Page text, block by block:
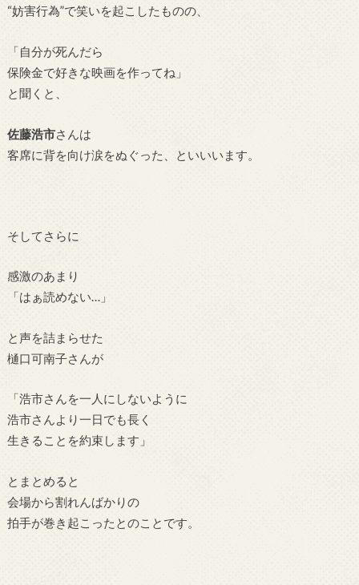
“妨害行為”で笑いを起こしたものの、
「自分が死んだら
保険金で好きな映画を作ってね」
と聞くと、
佐藤浩市さんは
客席に背を向け涙をぬぐった、といいいます。
そしてさらに
感激のあまり
「はぁ読めない…」
と声を詰まらせた
樋口可南子さんが
「浩市さんを一人にしないように
浩市さんより一日でも長く
生きることを約束します」
とまとめると
会場から割れんばかりの
拍手が巻き起こったとのことです。